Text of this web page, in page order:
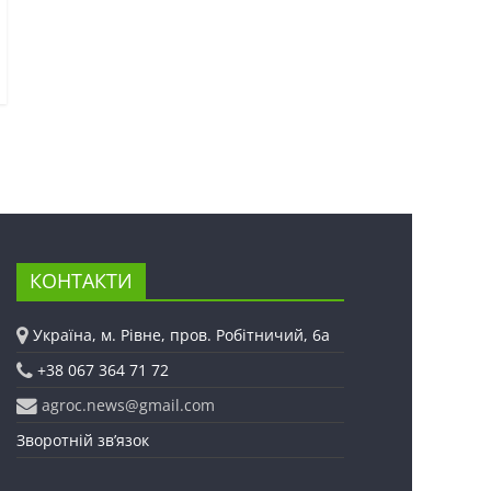
КОНТАКТИ
Україна, м. Рівне, пров. Робітничий, 6а
+38 067 364 71 72
agroc.news@gmail.com
Зворотній зв’язок